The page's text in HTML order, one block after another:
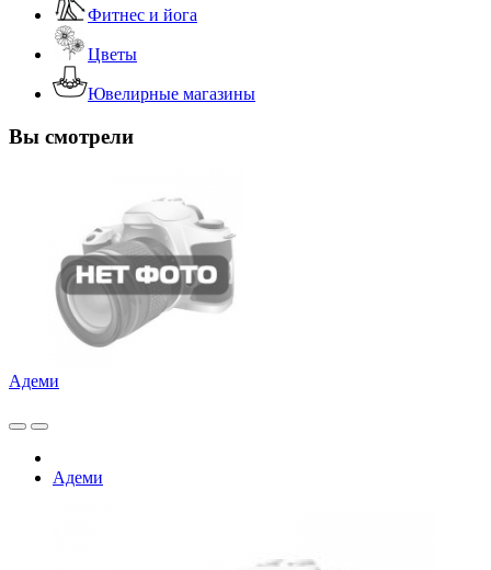
Фитнес и йога
Цветы
Ювелирные магазины
Вы смотрели
Адеми
Адеми